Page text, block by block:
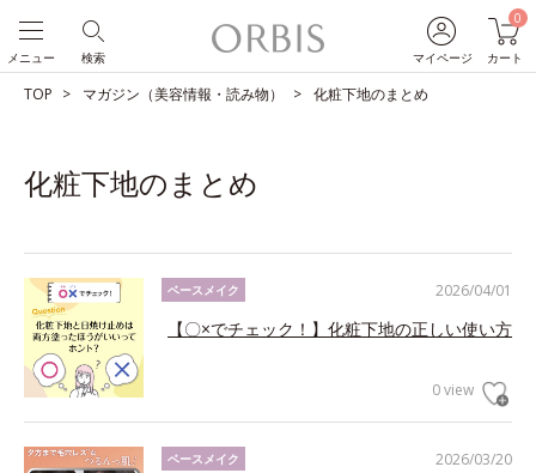
マイページ
0
カート
検索
メニュー
TOP マガジン（美容情報・読み物） 化粧下地のまとめ
化粧下地のまとめ
2026/04/01
ベースメイク
【〇×でチェック！】化粧下地の正しい使い方
0 view
2026/03/20
ベースメイク